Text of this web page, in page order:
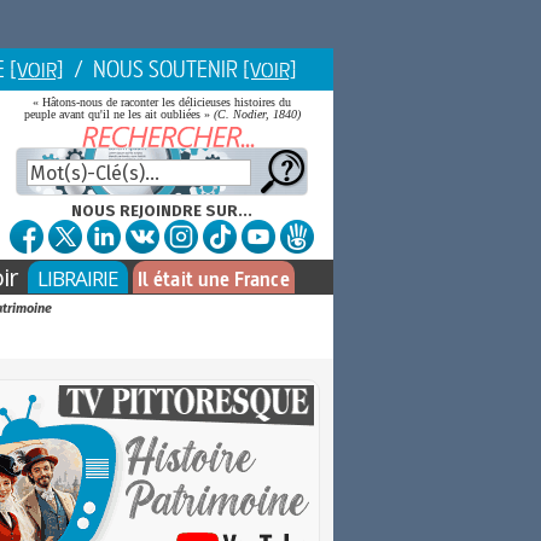
[VOIR] / NOUS SOUTENIR [VOIR]
« Hâtons-nous de raconter les délicieuses histoires du
peuple avant qu'il ne les ait oubliées » (C. Nodier, 1840)
NOUS REJOINDRE SUR...
LIBRAIRIE Il était une France